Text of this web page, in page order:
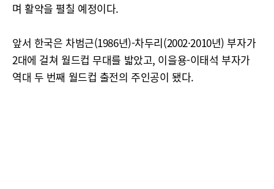
며 활약을 펼칠 예정이다.
앞서 한국은 차범근(1986년)-차두리(2002·2010년) 부자가
2대에 걸쳐 월드컵 무대를 밟았고, 이을용-이태석 부자가
역대 두 번째 월드컵 출전의 주인공이 됐다.